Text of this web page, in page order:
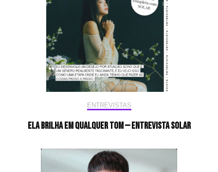
ENTREVISTAS
Ela brilha em qualquer tom — Entrevista Solar